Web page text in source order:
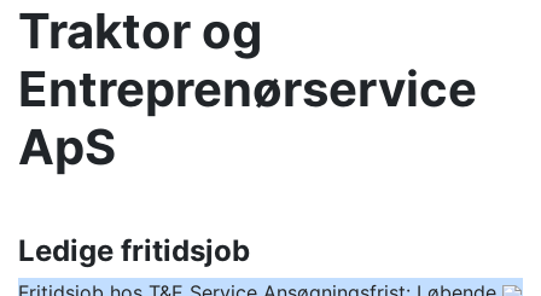
Traktor og
Entreprenørservice
ApS
Ledige fritidsjob